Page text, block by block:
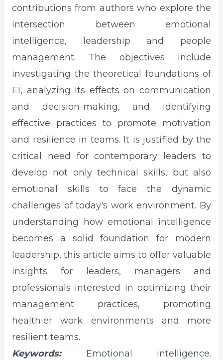
contributions from authors who explore the
intersection between emotional
intelligence, leadership and people
management. The objectives include
investigating the theoretical foundations of
EI, analyzing its effects on communication
and decision-making, and identifying
effective practices to promote motivation
and resilience in teams. It is justified by the
critical need for contemporary leaders to
develop not only technical skills, but also
emotional skills to face the dynamic
challenges of today's work environment. By
understanding how emotional intelligence
becomes a solid foundation for modern
leadership, this article aims to offer valuable
insights for leaders, managers and
professionals interested in optimizing their
management practices, promoting
healthier work environments and more
resilient teams.
Keywords: Emotional intelligence.